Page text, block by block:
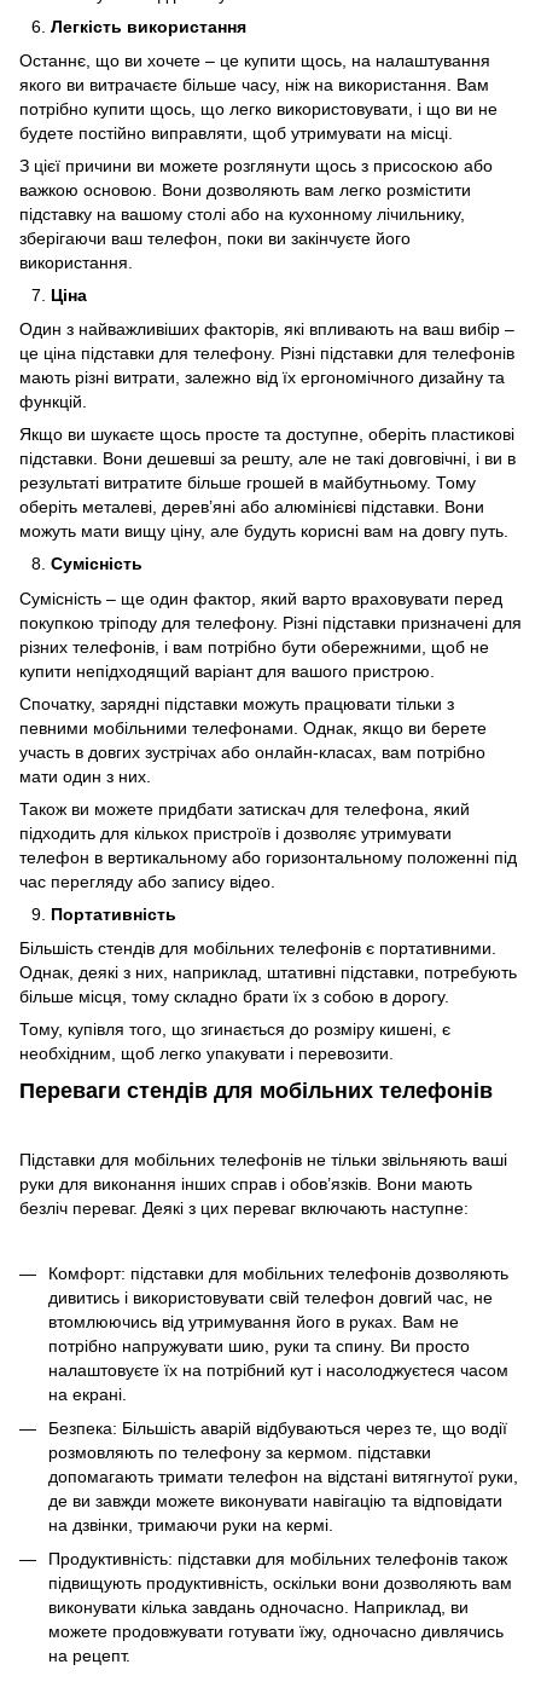
Легкість використання
Останнє, що ви хочете – це купити щось, на налаштування
якого ви витрачаєте більше часу, ніж на використання. Вам
потрібно купити щось, що легко використовувати, і що ви не
будете постійно виправляти, щоб утримувати на місці.
З цієї причини ви можете розглянути щось з присоскою або
важкою основою. Вони дозволяють вам легко розмістити
підставку на вашому столі або на кухонному лічильнику,
зберігаючи ваш телефон, поки ви закінчуєте його
використання.
Ціна
Один з найважливіших факторів, які впливають на ваш вибір –
це ціна підставки для телефону. Різні підставки для телефонів
мають різні витрати, залежно від їх ергономічного дизайну та
функцій.
Якщо ви шукаєте щось просте та доступне, оберіть пластикові
підставки. Вони дешевші за решту, але не такі довговічні, і ви в
результаті витратите більше грошей в майбутньому. Тому
оберіть металеві, дерев’яні або алюмінієві підставки. Вони
можуть мати вищу ціну, але будуть корисні вам на довгу путь.
Сумісність
Сумісність – ще один фактор, який варто враховувати перед
покупкою тріподу для телефону. Різні підставки призначені для
різних телефонів, і вам потрібно бути обережними, щоб не
купити непідходящий варіант для вашого пристрою.
Спочатку, зарядні підставки можуть працювати тільки з
певними мобільними телефонами. Однак, якщо ви берете
участь в довгих зустрічах або онлайн-класах, вам потрібно
мати один з них.
Також ви можете придбати затискач для телефона, який
підходить для кількох пристроїв і дозволяє утримувати
телефон в вертикальному або горизонтальному положенні під
час перегляду або запису відео.
Портативність
Більшість стендів для мобільних телефонів є портативними.
Однак, деякі з них, наприклад, штативні підставки, потребують
більше місця, тому складно брати їх з собою в дорогу.
Тому, купівля того, що згинається до розміру кишені, є
необхідним, щоб легко упакувати і перевозити.
Переваги стендів для мобільних телефонів
Підставки для мобільних телефонів не тільки звільняють ваші
руки для виконання інших справ і обов’язків. Вони мають
безліч переваг. Деякі з цих переваг включають наступне:
Комфорт: підставки для мобільних телефонів дозволяють
дивитись і використовувати свій телефон довгий час, не
втомлюючись від утримування його в руках. Вам не
потрібно напружувати шию, руки та спину. Ви просто
налаштовуєте їх на потрібний кут і насолоджуєтеся часом
на екрані.
Безпека: Більшість аварій відбуваються через те, що водії
розмовляють по телефону за кермом. підставки
допомагають тримати телефон на відстані витягнутої руки,
де ви завжди можете виконувати навігацію та відповідати
на дзвінки, тримаючи руки на кермі.
Продуктивність: підставки для мобільних телефонів також
підвищують продуктивність, оскільки вони дозволяють вам
виконувати кілька завдань одночасно. Наприклад, ви
можете продовжувати готувати їжу, одночасно дивлячись
на рецепт.